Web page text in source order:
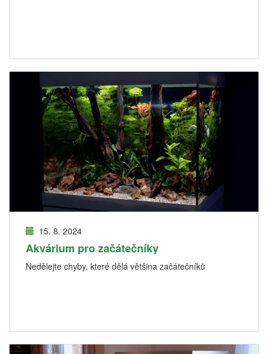
15. 8. 2024
Akvárium pro začátečníky
Nedělejte chyby, které dělá většina začátečníků